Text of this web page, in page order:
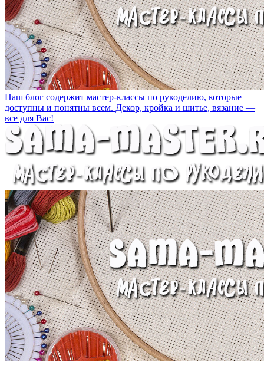
Наш блог содержит мастер-классы по рукоделию, которые
доступны и понятны всем. Декор, кройка и шитье, вязание —
все для Вас!